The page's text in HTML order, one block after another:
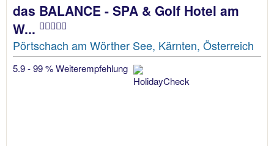
das BALANCE - SPA & Golf Hotel am
W...
Pörtschach am Wörther See, Kärnten, Österreich
5.9 - 99 % Weiterempfehlung